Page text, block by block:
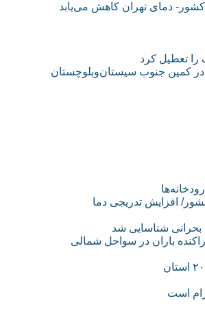
دمای تهران کاهش می‌یابد
را تعطیل کرد
در کمین جنوب سیستان‌و‌بلوچستان
افزایش تدریجی دما
باران در سواحل شمالی
است